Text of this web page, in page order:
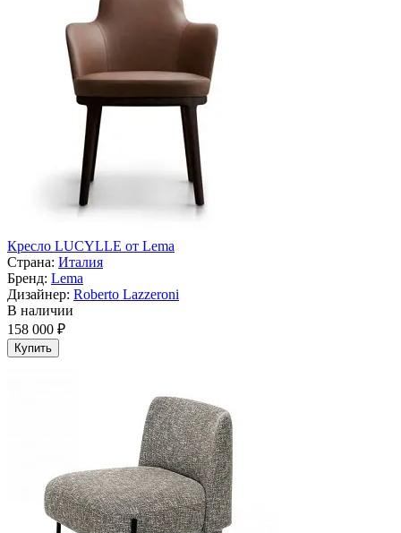
Кресло LUCYLLE от Lema
Страна: Италия
Бренд: Lema
Дизайнер: Roberto Lazzeroni
В наличии
158 000 ₽
Купить